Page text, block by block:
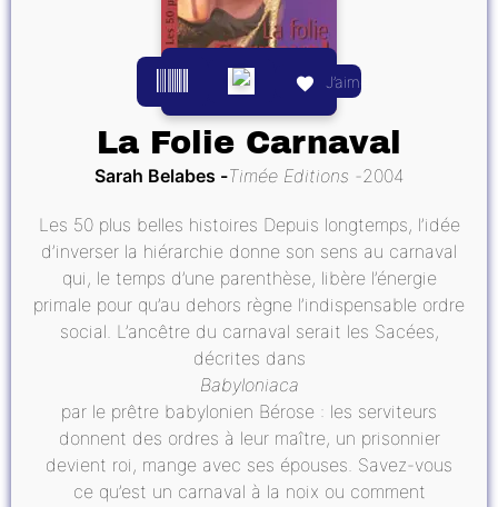
J’aime
La Folie Carnaval
Sarah Belabes Timée Editions 2004
Les 50 plus belles histoires Depuis longtemps, l’idée
d’inverser la hiérarchie donne son sens au carnaval
qui, le temps d’une parenthèse, libère l’énergie
primale pour qu’au dehors règne l’indispensable ordre
social. L’ancêtre du carnaval serait les Sacées,
décrites dans
Babyloniaca
par le prêtre babylonien Bérose : les serviteurs
donnent des ordres à leur maître, un prisonnier
devient roi, mange avec ses épouses. Savez-vous
ce qu’est un carnaval à la noix ou comment